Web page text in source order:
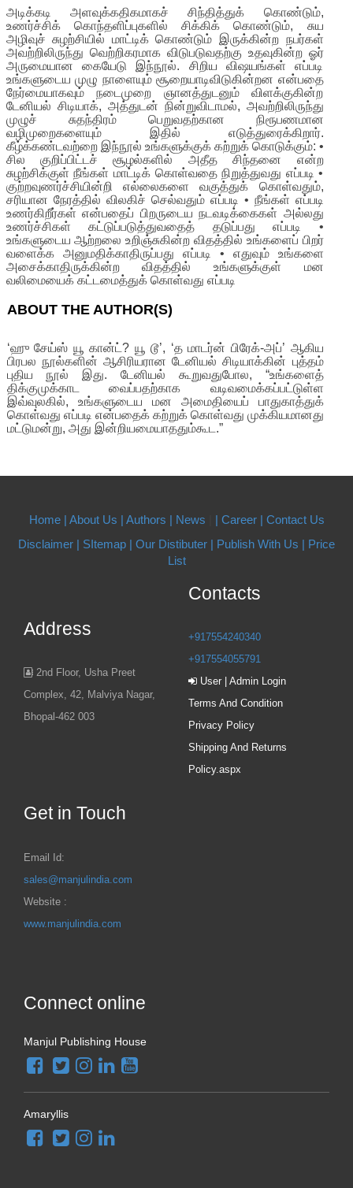
அடிக்கடி அளவுக்கதிகமாகச் சிந்தித்துக் கொண்டும்,
உணர்ச்சிக் கொந்தளிப்புகளில் சிக்கிக் கொண்டும், சுய
அழிவுச் சுழற்சியில் மாட்டிக் கொண்டும் இருக்கின்ற நபர்கள்
அவற்றிலிருந்து வெற்றிகரமாக விடுபடுவதற்கு உதவுகின்ற ஓர்
அருமையான கையேடு இந்நூல். சிறிய விஷயங்கள் எப்படி
உங்களுடைய முழு நாளையும் சூறையாடிவிடுகின்றன என்பதை
நேர்மையாகவும் நடைமுறை ஞானத்துடனும் விளக்குகின்ற
டேனியல் சிடியாக், அத்துடன் நின்றுவிடாமல், அவற்றிலிருந்து
முழுச் சுதந்திரம் பெறுவதற்கான நிரூபணமான
வழிமுறைகளையும் இதில் எடுத்துரைக்கிறார்.
கீழ்க்கண்டவற்றை இந்நூல் உங்களுக்குக் கற்றுக் கொடுக்கும்: •
சில குறிப்பிட்டச் சூழல்களில் அதீத சிந்தனை என்ற
சுழற்சிக்குள் நீங்கள் மாட்டிக் கொள்வதை நிறுத்துவது எப்படி •
குற்றவுணர்ச்சியின்றி எல்லைகளை வகுத்துக் கொள்வதும்,
சரியான நேரத்தில் விலகிச் செல்வதும் எப்படி • நீங்கள் எப்படி
உணர்கிறீர்கள் என்பதைப் பிறருடைய நடவடிக்கைகள் அல்லது
உணர்ச்சிகள் கட்டுப்படுத்துவதைத் தடுப்பது எப்படி •
உங்களுடைய ஆற்றலை உறிஞ்சுகின்ற விதத்தில் உங்களைப் பிறர்
வளைக்க அனுமதிக்காதிருப்பது எப்படி • எதுவும் உங்களை
அசைக்காதிருக்கின்ற விதத்தில் உங்களுக்குள் மன
வலிமையைக் கட்டமைத்துக் கொள்வது எப்படி
ABOUT THE AUTHOR(S)
‘ஹு சேய்ஸ் யூ கான்ட்? யூ டூ’, ‘த மாடர்ன் பிரேக்-அப்’ ஆகிய
பிரபல நூல்களின் ஆசிரியரான டேனியல் சிடியாக்கின் புத்தம்
புதிய நூல் இது. டேனியல் கூறுவதுபோல, “உங்களைத்
திக்குமுக்காட வைப்பதற்காக வடிவமைக்கப்பட்டுள்ள
இவ்வுலகில், உங்களுடைய மன அமைதியைப் பாதுகாத்துக்
கொள்வது எப்படி என்பதைக் கற்றுக் கொள்வது முக்கியமானது
மட்டுமன்று, அது இன்றியமையாததும்கூட.”
Home | About Us | Authors | News | Career | Contact Us
Disclaimer | SItemap | Our Distibuter | Publish With Us | Price
List
Address
2nd Floor, Usha Preet
Complex, 42, Malviya Nagar,
Bhopal-462 003
Contacts
+917554240340
+917554055791
User | Admin Login
Terms And Condition
Privacy Policy
Shipping And Returns
Policy.aspx
Get in Touch
Email Id:
sales@manjulindia.com
Website :
www.manjulindia.com
Connect online
Manjul Publishing House
Amaryllis